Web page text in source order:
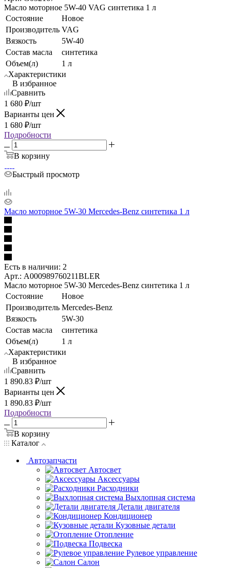
Масло моторное 5W-40 VAG синтетика 1 л
Состояние
Новое
Производитель VAG
Вязкость
5W-40
Состав масла
синтетика
Объем(л)
1 л
Характеристики
В избранное
Сравнить
1 680 ₽/шт
Варианты цен
1 680 ₽/шт
Подробности
В корзину
Быстрый просмотр
Масло моторное 5W-30 Mercedes-Benz синтетика 1 л
Есть в наличии: 2
Арт.: A000989760211BLER
Масло моторное 5W-30 Mercedes-Benz синтетика 1 л
Состояние
Новое
Производитель Mercedes-Benz
Вязкость
5W-30
Состав масла
синтетика
Объем(л)
1 л
Характеристики
В избранное
Сравнить
1 890.83 ₽/шт
Варианты цен
1 890.83 ₽/шт
Подробности
В корзину
Каталог
Автозапчасти
Автосвет
Аксессуары
Расходники
Выхлопная система
Детали двигателя
Кондиционер
Кузовные детали
Отопление
Подвеска
Рулевое управление
Салон